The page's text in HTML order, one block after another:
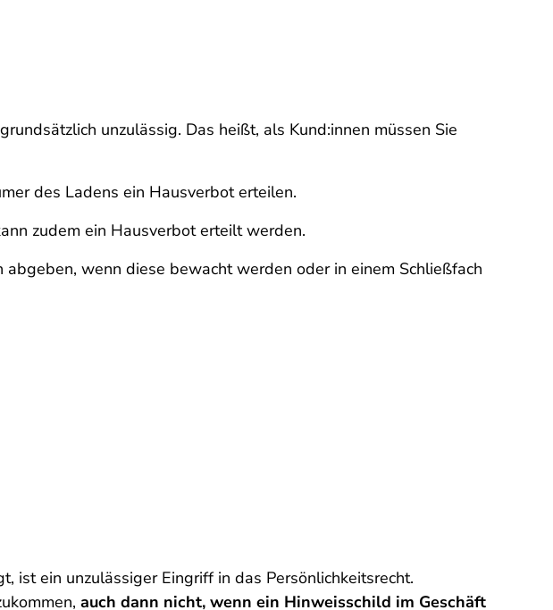
unzulässig. Das heißt, als Kund:innen müssen Sie
des Ladens ein Hausverbot erteilen.
zudem ein Hausverbot erteilt werden.
wenn diese bewacht werden oder in einem Schließfach
ist ein unzu­lässiger Eingriff in das Persönlichkeitsrecht.
auch dann nicht, wenn ein Hinweisschild im Geschäft